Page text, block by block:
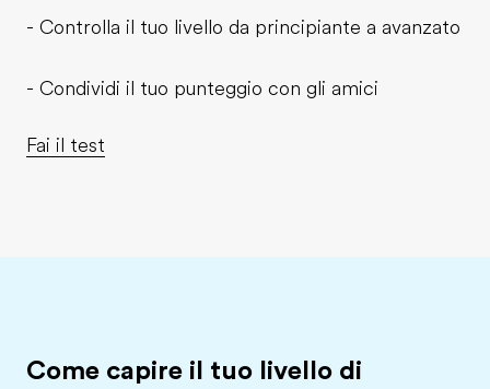
- Controlla il tuo livello da principiante a avanzato
- Condividi il tuo punteggio con gli amici
Fai il test
Come capire il tuo livello di